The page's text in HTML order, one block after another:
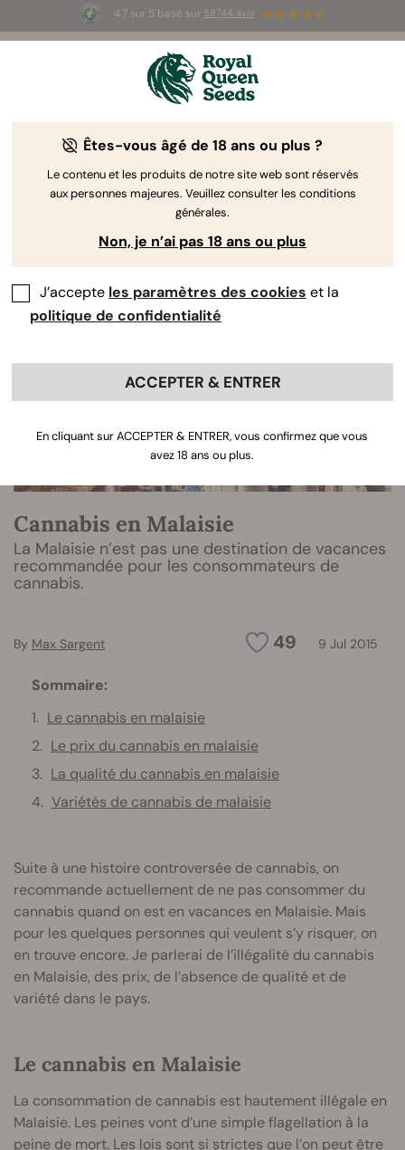
4.7 sur 5 basé sur 58744 avis
3 graines White Widow AutoGRATUITES pour les
The RQS Blog
Articles Cannabis Lifestyle
Cannabis en Malaisie
La Malaisie n’est pas une destination de vacances
recommandée pour les consommateurs de
cannabis.
49 9 Jul 2015
By Max Sargent
Sommaire:
Le cannabis en malaisie
Le prix du cannabis en malaisie
La qualité du cannabis en malaisie
Variétés de cannabis de malaisie
Suite à une histoire controversée de cannabis, on
recommande actuellement de ne pas consommer du
cannabis quand on est en vacances en Malaisie. Mais
pour les quelques personnes qui veulent s’y risquer, on
en trouve encore. Je parlerai de l’illégalité du cannabis
en Malaisie, des prix, de l’absence de qualité et de
variété dans le pays.
Le cannabis en Malaisie
La consommation de cannabis est hautement illégale en
Malaisie. Les peines vont d’une simple flagellation à la
peine de mort. Les lois sont si strictes que l’on peut être
Êtes-vous âgé de 18 ans ou plus ?
Le contenu et les produits de notre site web sont réservés
aux personnes majeures. Veuillez consulter les conditions
générales.
Non, je n’ai pas 18 ans ou plus
J’accepte les paramètres des cookies et la
politique de confidentialité
ACCEPTER & ENTRER
En cliquant sur ACCEPTER & ENTRER, vous confirmez que vous
avez 18 ans ou plus.